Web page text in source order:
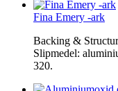
Fina Emery -ark
Backing &
Slipmedel:
320.